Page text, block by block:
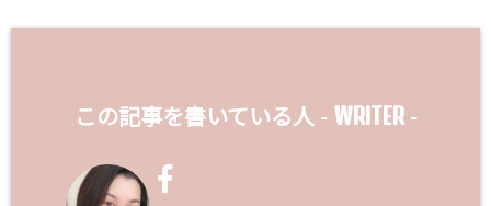
この記事を書いている人 - WRITER-